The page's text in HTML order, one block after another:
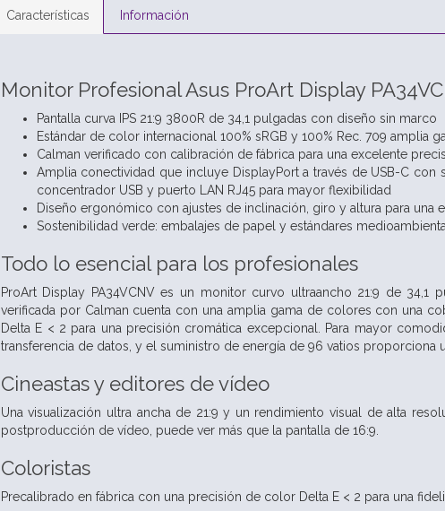
Características Información
Monitor Profesional Asus ProArt Display
Pantalla curva IPS 21:9 3800R de 34,1 pulgadas con diseño sin marco
Estándar de color internacional 100% sRGB y 100% Rec. 709 amplia
Calman verificado con calibración de fábrica para una excelente
Amplia conectividad que incluye DisplayPort a través de USB-C
concentrador USB y puerto LAN RJ45 para mayor flexibilidad
Diseño ergonómico con ajustes de inclinación, giro y altura para una
Sostenibilidad verde: embalajes de papel y estándares
Todo lo esencial para los profesionales
ProArt Display PA34VCNV es un monitor curvo ultraancho 21:9 de
verificada por Calman cuenta con una amplia gama de colores con una
Delta E < 2 para una precisión cromática excepcional. Para mayor
transferencia de datos, y el suministro de energía de 96 vatios
Cineastas y editores de vídeo
Una visualización ultra ancha de 21:9 y un rendimiento visual de alta
postproducción de vídeo, puede ver más que la pantalla de 16:9.
Coloristas
Precalibrado en fábrica con una precisión de color Delta E < 2 para una